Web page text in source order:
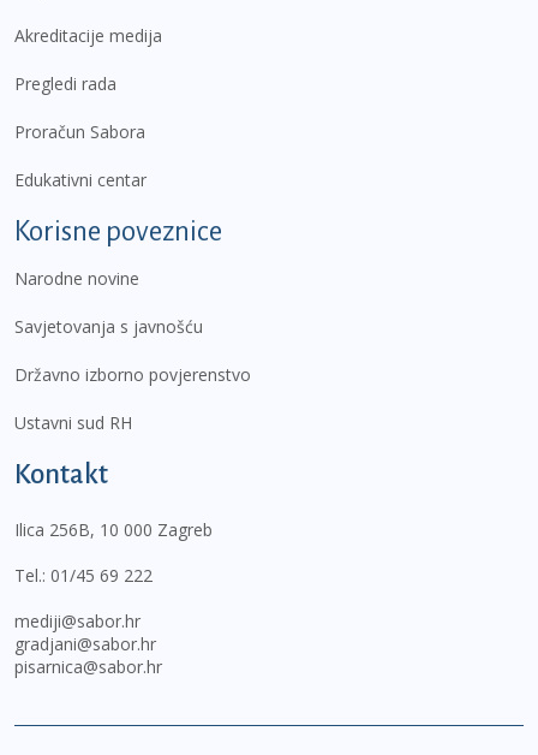
Akreditacije medija
Pregledi rada
Proračun Sabora
Edukativni centar
Korisne poveznice
Narodne novine
Savjetovanja s javnošću
Državno izborno povjerenstvo
Ustavni sud RH
Kontakt
Ilica 256B, 10 000 Zagreb
Tel.: 01/45 69 222
mediji@sabor.hr
gradjani@sabor.hr
pisarnica@sabor.hr